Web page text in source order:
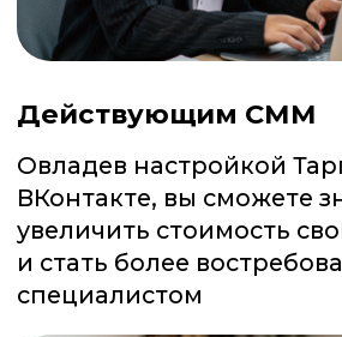
рекламу ВКонтакте по полочкам
Доступ к курсу сразу:
время
/03
Получаете знания и первые